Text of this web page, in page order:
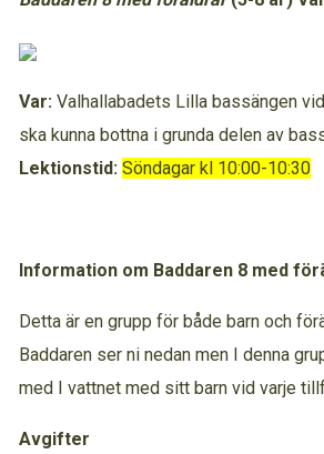
Var: Valhallabadets Lilla bassängen
ska kunna bottna i grunda delen av
Lektionstid: Söndagar kl 10:00-10:30
Information om Baddaren 8 med
Detta är en grupp för både barn och
Baddaren ser ni nedan men I denna
med I vattnet med sitt barn vid varje
Avgifter